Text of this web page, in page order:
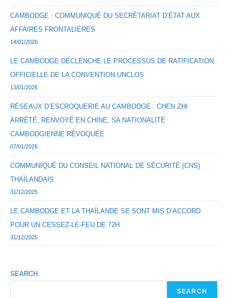
CAMBODGE : COMMUNIQUÉ DU SECRÉTARIAT D’ÉTAT AUX
AFFAIRES FRONTALIÈRES
14/01/2026
LE CAMBODGE DÉCLENCHE LE PROCESSUS DE RATIFICATION
OFFICIELLE DE LA CONVENTION UNCLOS
13/01/2026
RÉSEAUX D’ESCROQUERIE AU CAMBODGE : CHEN ZHI
ARRÊTÉ, RENVOYÉ EN CHINE, SA NATIONALITÉ
CAMBODGIENNE RÉVOQUÉE
07/01/2026
COMMUNIQUÉ DU CONSEIL NATIONAL DE SÉCURITÉ (CNS)
THAÏLANDAIS
31/12/2025
LE CAMBODGE ET LA THAÏLANDE SE SONT MIS D’ACCORD
POUR UN CESSEZ-LE-FEU DE 72H
31/12/2025
SEARCH
SEARCH